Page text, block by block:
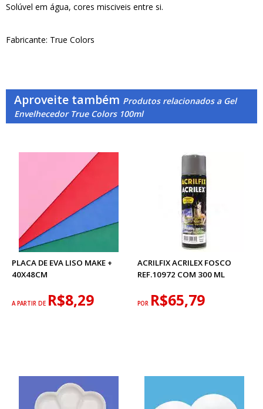
Solúvel em água, cores misciveis entre si.
Fabricante: True Colors
Aproveite também Produtos relacionados a Gel
Envelhecedor True Colors 100ml
PLACA DE EVA LISO MAKE +
40X48CM
A PARTIR DE R$8,29
ACRILFIX ACRILEX FOSCO
REF.10972 COM 300 ML
POR R$65,79